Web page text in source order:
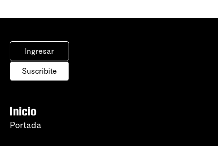
Ingresar
Suscribite
Inicio
Portada